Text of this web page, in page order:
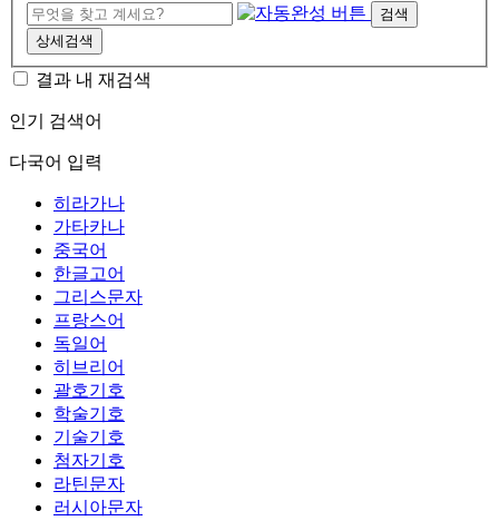
검색
상세검색
결과 내 재검색
인기 검색어
다국어 입력
히라가나
가타카나
중국어
한글고어
그리스문자
프랑스어
독일어
히브리어
괄호기호
학술기호
기술기호
첨자기호
라틴문자
러시아문자